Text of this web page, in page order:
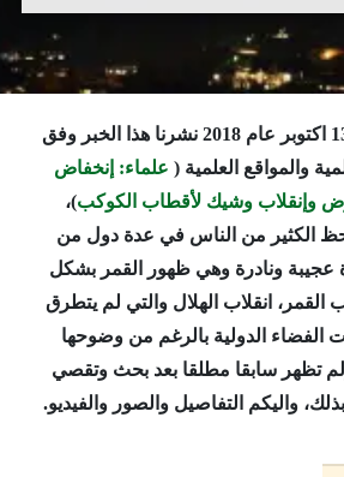
منذ فترة وتحديدًا يوم 13 اكتوبر عام 2018 نشرنا هذا الخبر وفق
والمواقع العلمية ( علماء: إنخفاض
وإنقلاب وشيك لأقطاب الكوكب)،
الكثير من الناس في عدة دول من
عجيبة ونادرة وهي ظهور القمر بشكل
القمر، انقلاب الهلال والتي لم يتطرق
الفضاء الدولية بالرغم من وضوحها
منذ عام 2018 ولم تظهر سابقا مطلقا بعد بحث وتقصي
واليكم التفاصيل والصور والفيديو.